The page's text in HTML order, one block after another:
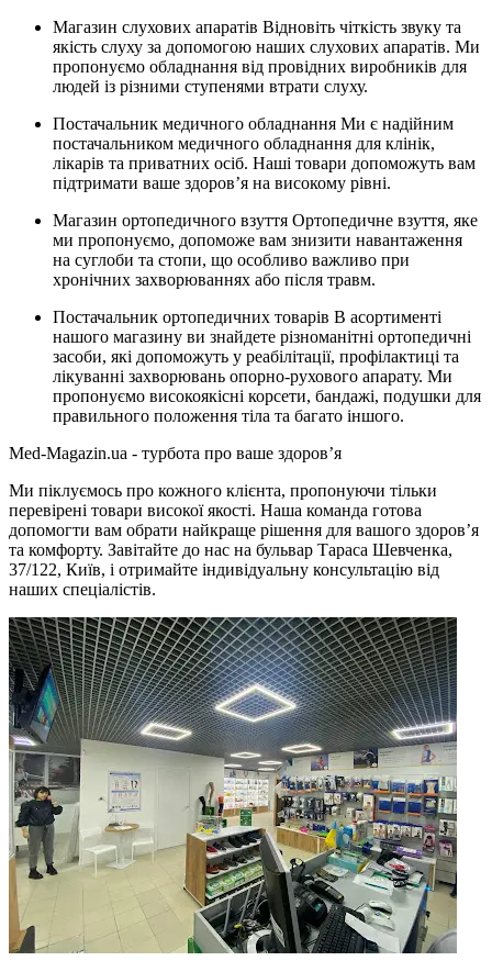
Магазин слухових апаратів Відновіть чіткість звуку та
якість слуху за допомогою наших слухових апаратів. Ми
пропонуємо обладнання від провідних виробників для
людей із різними ступенями втрати слуху.
Постачальник медичного обладнання Ми є надійним
постачальником медичного обладнання для клінік,
лікарів та приватних осіб. Наші товари допоможуть вам
підтримати ваше здоров’я на високому рівні.
Магазин ортопедичного взуття Ортопедичне взуття, яке
ми пропонуємо, допоможе вам знизити навантаження
на суглоби та стопи, що особливо важливо при
хронічних захворюваннях або після травм.
Постачальник ортопедичних товарів В асортименті
нашого магазину ви знайдете різноманітні ортопедичні
засоби, які допоможуть у реабілітації, профілактиці та
лікуванні захворювань опорно-рухового апарату. Ми
пропонуємо високоякісні корсети, бандажі, подушки для
правильного положення тіла та багато іншого.
Med-Magazin.ua - турбота про ваше здоров’я
Ми піклуємось про кожного клієнта, пропонуючи тільки
перевірені товари високої якості. Наша команда готова
допомогти вам обрати найкраще рішення для вашого здоров’я
та комфорту. Завітайте до нас на бульвар Тараса Шевченка,
37/122, Київ, і отримайте індивідуальну консультацію від
наших спеціалістів.